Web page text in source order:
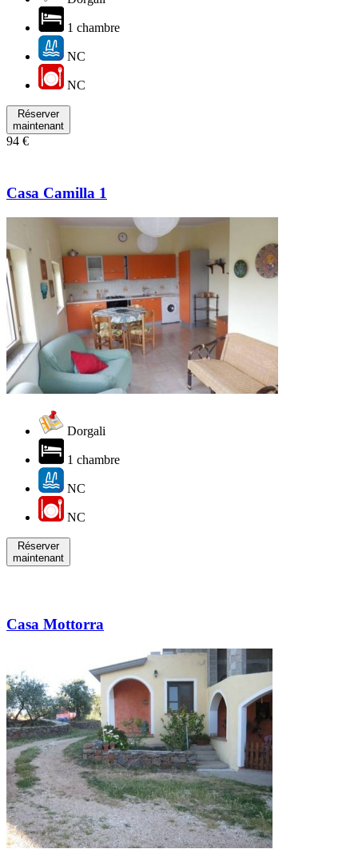
1 chambre
NC
NC
Réserver
maintenant
94 €
Casa Camilla 1
Dorgali
1 chambre
NC
NC
Réserver
maintenant
Casa Mottorra